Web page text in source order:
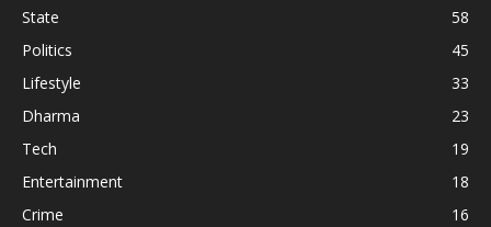
State
58
Politics
45
Lifestyle
33
Dharma
23
Tech
19
Entertainment
18
Crime
16